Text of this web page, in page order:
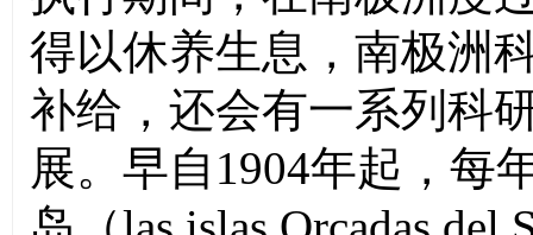
得以休养生息，南极洲
补给，还会有一系列科
展。早自 1904年起，每